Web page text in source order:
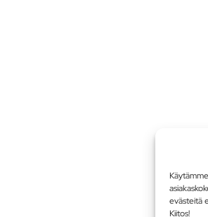
evästeitä
Kiitos!